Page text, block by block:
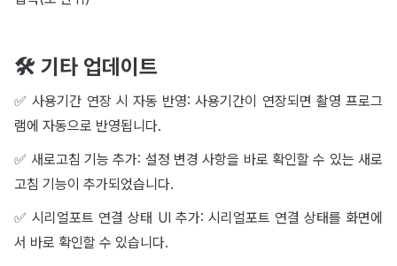
🛠️ 기타 업데이트
✅ 사용기간 연장 시 자동 반영: 사용기간이 연장되면 촬영 프로그
램에 자동으로 반영됩니다.
✅ 새로고침 기능 추가: 설정 변경 사항을 바로 확인할 수 있는 새로
고침 기능이 추가되었습니다.
✅ 시리얼포트 연결 상태 UI 추가: 시리얼포트 연결 상태를 화면에
서 바로 확인할 수 있습니다.